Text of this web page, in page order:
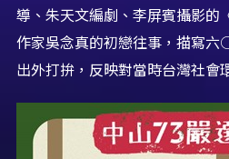
導、朱天文編劇、李屏賓攝影的
作家吳念真的初戀往事，描寫六
出外打拚，反映對當時台灣社會